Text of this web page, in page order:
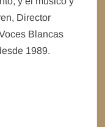
Director
Blancas
1989.